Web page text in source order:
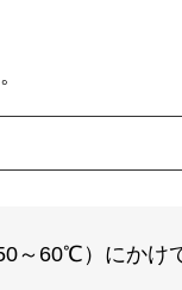
～60℃）にかけ